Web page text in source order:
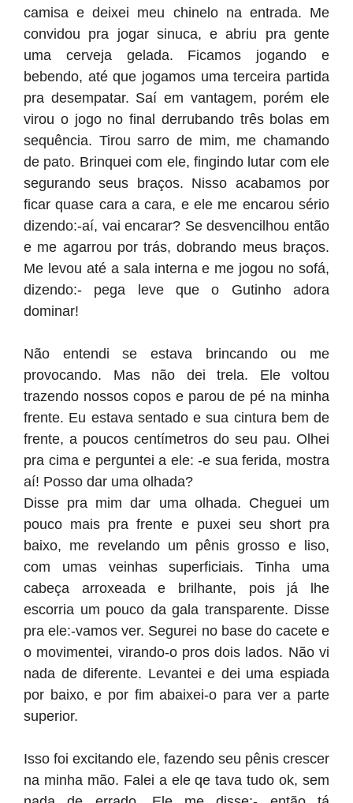
camisa e deixei meu chinelo na entrada. Me
convidou pra jogar sinuca, e abriu pra gente
uma cerveja gelada. Ficamos jogando e
bebendo, até que jogamos uma terceira partida
pra desempatar. Saí em vantagem, porém ele
virou o jogo no final derrubando três bolas em
sequência. Tirou sarro de mim, me chamando
de pato. Brinquei com ele, fingindo lutar com ele
segurando seus braços. Nisso acabamos por
ficar quase cara a cara, e ele me encarou sério
dizendo:-aí, vai encarar? Se desvencilhou então
e me agarrou por trás, dobrando meus braços.
Me levou até a sala interna e me jogou no sofá,
dizendo:- pega leve que o Gutinho adora
dominar!
Não entendi se estava brincando ou me
provocando. Mas não dei trela. Ele voltou
trazendo nossos copos e parou de pé na minha
frente. Eu estava sentado e sua cintura bem de
frente, a poucos centímetros do seu pau. Olhei
pra cima e perguntei a ele: -e sua ferida, mostra
aí! Posso dar uma olhada?
Disse pra mim dar uma olhada. Cheguei um
pouco mais pra frente e puxei seu short pra
baixo, me revelando um pênis grosso e liso,
com umas veinhas superficiais. Tinha uma
cabeça arroxeada e brilhante, pois já lhe
escorria um pouco da gala transparente. Disse
pra ele:-vamos ver. Segurei no base do cacete e
o movimentei, virando-o pros dois lados. Não vi
nada de diferente. Levantei e dei uma espiada
por baixo, e por fim abaixei-o para ver a parte
superior.
Isso foi excitando ele, fazendo seu pênis crescer
na minha mão. Falei a ele qe tava tudo ok, sem